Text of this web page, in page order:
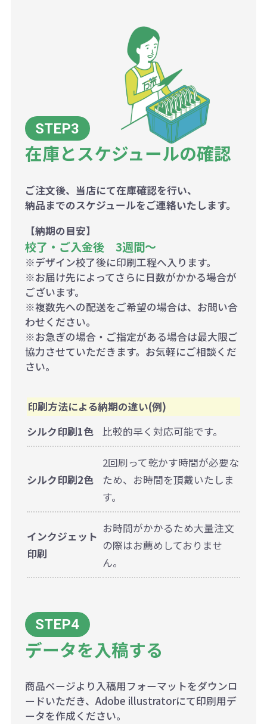
在庫とスケジュールの確認
ご注文後、当店にて在庫確認を行い、
納品までのスケジュールをご連絡いたします。
【納期の目安】
校了・ご入金後 3週間～
※デザイン校了後に印刷工程へ入ります。
※お届け先によってさらに日数がかかる場合が
ございます。
※複数先への配送をご希望の場合は、お問い合
わせください。
※お急ぎの場合・ご指定がある場合は最大限ご
協力させていただきます。お気軽にご相談くだ
さい。
印刷方法による納期の違い(例)
シルク印刷1色
比較的早く対応可能です。
シルク印刷2色
2回刷って乾かす時間が必要な
ため、お時間を頂戴いたしま
す。
インクジェット
印刷
お時間がかかるため大量注文
の際はお薦めしておりませ
ん。
データを入稿する
商品ページより入稿用フォーマットをダウンロ
ードいただき、Adobe illustratorにて印刷用デ
ータを作成ください。